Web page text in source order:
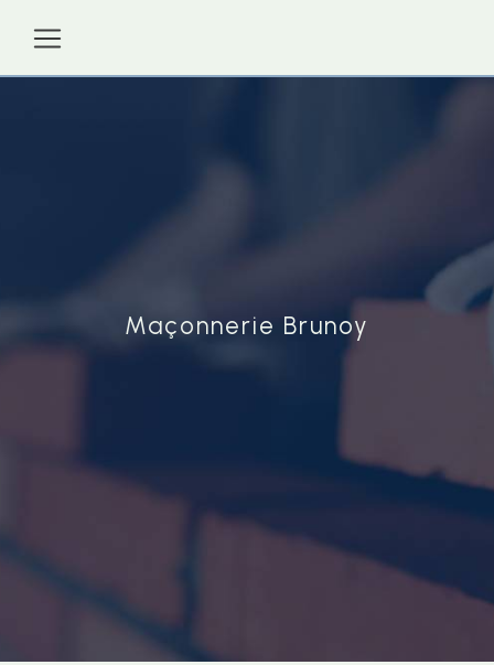
Maçonnerie Brunoy